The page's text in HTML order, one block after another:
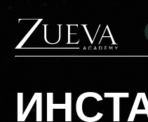
КВАДРАТ